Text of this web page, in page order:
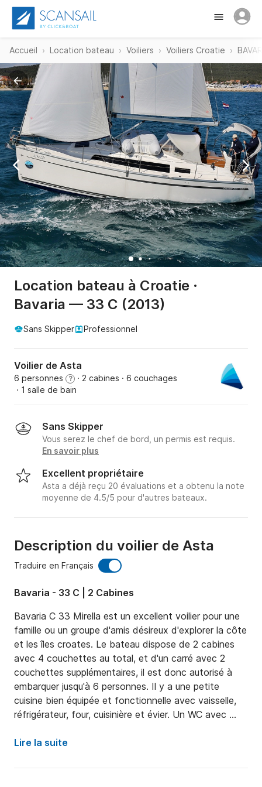
Accueil Location bateau Voiliers Voiliers Croatie
Location bateau à Croatie ·
Bavaria — 33 C (2013)
Sans Skipper Professionnel
Voilier de Asta
6 personnes ? · 2 cabines · 6 couchages
· 1 salle de bain
Sans Skipper
Vous serez le chef de bord, un permis est requis.
En savoir plus
Excellent propriétaire
Asta a déjà reçu 20 évaluations et a obtenu la note
moyenne de 4.5/5 pour d'autres bateaux.
Description du voilier de Asta
Traduire en Français
Bavaria - 33 C | 2 Cabines
Bavaria C 33 Mirella est un excellent voilier pour une
famille ou un groupe d'amis désireux d'explorer la côte
et les îles croates. Le bateau dispose de 2 cabines
avec 4 couchettes au total, et d'un carré avec 2
couchettes supplémentaires, il est donc autorisé à
embarquer jusqu'à 6 personnes. Il y a une petite
cuisine bien équipée et fonctionnelle avec vaisselle,
réfrigérateur, four, cuisinière et évier. Un WC avec
disposition. Radio/CD/lecteur USB sont à bord, vous
Lire la suite